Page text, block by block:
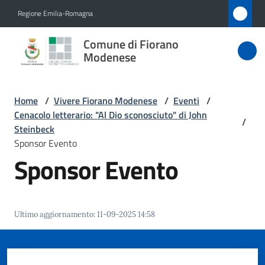
Regione Emilia-Romagna
Comune di Fiorano
Modenese
Comune
di Fiorano
Amministrazione
Novità
Modenese
Home / Vivere Fiorano Modenese / Eventi /
Cenacolo letterario: "Al Dio sconosciuto" di John
Steinbeck
/
Sponsor Evento
Sponsor Evento
Ultimo aggiornamento:11-09-2025 14:58